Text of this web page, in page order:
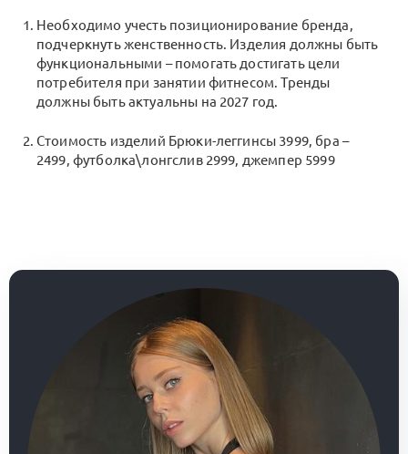
Необходимо учесть позиционирование бренда,
подчеркнуть женственность. Изделия должны быть
функциональными – помогать достигать цели
потребителя при занятии фитнесом. Тренды
должны быть актуальны на 2027 год.
Стоимость изделий Брюки-леггинсы 3999, бра –
2499, футболка\лонгслив 2999, джемпер 5999